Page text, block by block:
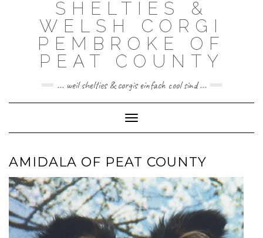
SHELTIES &
WELSH CORGI
PEMBROKE OF
PEAT COUNTY
... weil shelties & corgis einfach cool sind ...
Toggle Navigation
AMIDALA OF PEAT COUNTY